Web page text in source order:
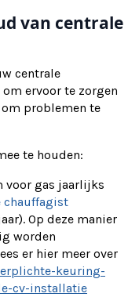
van centrale
centrale
ervoor te zorgen
problemen te
te houden:
voor gas jaarlijks
chauffagist
Op deze manier
worden
er hier meer over
keuring-
cv-installatie